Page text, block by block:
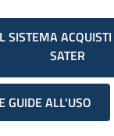
SISTEMA
SATER
GUIDE ALL'USO